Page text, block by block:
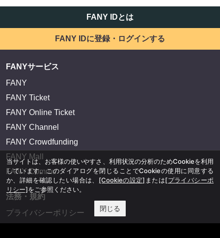
FANY IDとは
FANY IDに登録・ログインする
FANYサービス
FANY
FANY Ticket
FANY Online Ticket
FANY Channel
FANY Crowdfunding
FANY Mall
FANY Commu
法務・規約
プライバシーポリシー
当サイトは、お客様の使いやすさ、利用状況の分析のためCookieを利用
しています。このダイアログを閉じることでCookieの使用に同意する
か、詳細を確認したい場合は、 [Cookieの設定] または[プライバシーポ
リシー]をご参照ください。
閉じる